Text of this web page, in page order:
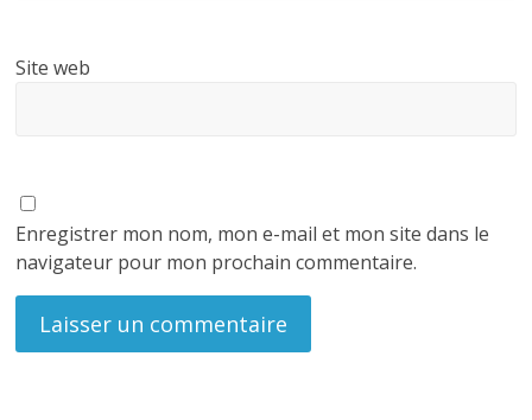
Site web
Enregistrer mon nom, mon e-mail et mon site dans le
navigateur pour mon prochain commentaire.